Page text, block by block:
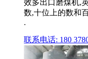
效多出口磨煤机,
数,十位上的数和
.
联系电话: 180